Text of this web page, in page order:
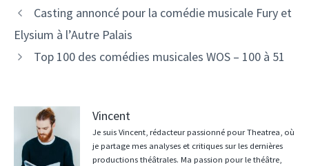
Casting annoncé pour la comédie musicale Fury et
Elysium à l’Autre Palais
Top 100 des comédies musicales WOS – 100 à 51
Vincent
Je suis Vincent, rédacteur passionné pour Theatrea, où
je partage mes analyses et critiques sur les dernières
productions théâtrales. Ma passion pour le théâtre,